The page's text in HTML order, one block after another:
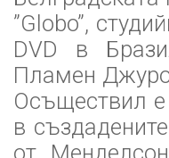
”Globo”,
DVD в
Пламен
Осъществил е
в
от